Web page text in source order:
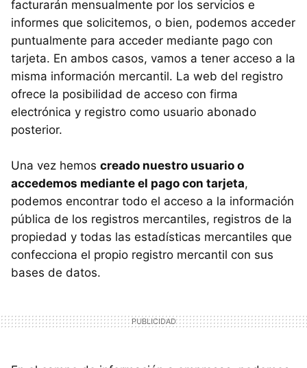
facturarán mensualmente por los servicios e
informes que solicitemos, o bien, podemos acceder
puntualmente para acceder mediante pago con
tarjeta. En ambos casos, vamos a tener acceso a la
misma información mercantil. La web del registro
ofrece la posibilidad de acceso con firma
electrónica y registro como usuario abonado
posterior.
Una vez hemos creado nuestro usuario o
accedemos mediante el pago con tarjeta,
podemos encontrar todo el acceso a la información
pública de los registros mercantiles, registros de la
propiedad y todas las estadísticas mercantiles que
confecciona el propio registro mercantil con sus
bases de datos.